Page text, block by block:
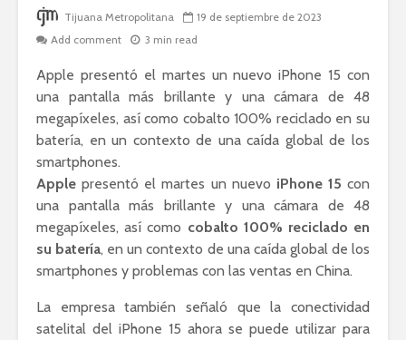
Tijuana Metropolitana
19 de septiembre de 2023
Add comment
3 min read
Apple presentó el martes un nuevo iPhone 15 con
una pantalla más brillante y una cámara de 48
megapíxeles, así como cobalto 100% reciclado en su
batería, en un contexto de una caída global de los
smartphones.
Apple presentó el martes un nuevo iPhone 15 con
una pantalla más brillante y una cámara de 48
megapíxeles, así como cobalto 100% reciclado en
su batería, en un contexto de una caída global de los
smartphones y problemas con las ventas en China.
La empresa también señaló que la conectividad
satelital del iPhone 15 ahora se puede utilizar para